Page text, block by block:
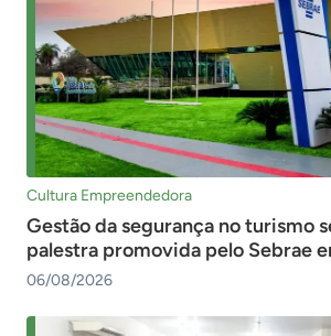
Cultura Empreendedora
Gestão da segurança no turismo
palestra promovida pelo Sebrae
06/08/2026